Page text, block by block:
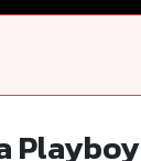
Playboy